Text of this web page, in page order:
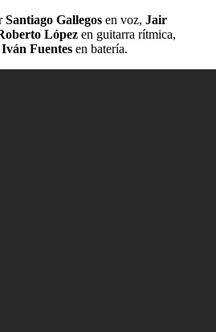
Santiago Gallegos en voz, Jair
López en guitarra rítmica,
Iván Fuentes en batería.